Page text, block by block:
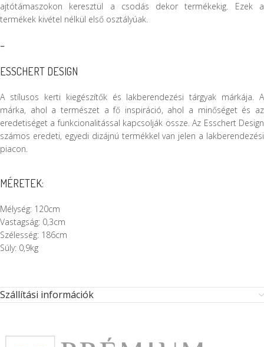
ajtótámaszokon keresztül a csodás dekor termékekig. Ezek a
termékek kivétel nélkül első osztályúak.
–
ESSCHERT DESIGN
A stílusos kerti kiegészítők és lakberendezési tárgyak márkája. A
márka, ahol a természet a fő inspiráció, ahol a minőséget és az
eredetiséget a funkcionalitással kapcsolják össze. Az Esschert Design
számos eredeti, egyedi dizájnú termékkel van jelen a lakberendezési
piacon.
MÉRETEK:
Mélység: 120cm
Vastagság: 0,3cm
Szélesség: 186cm
Súly: 0,9kg
Szállítási információk